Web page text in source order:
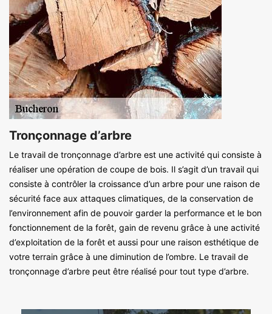
Tronçonnage d’arbre
Le travail de tronçonnage d’arbre est une activité qui consiste à
réaliser une opération de coupe de bois. Il s’agit d’un travail qui
consiste à contrôler la croissance d’un arbre pour une raison de
sécurité face aux attaques climatiques, de la conservation de
l’environnement afin de pouvoir garder la performance et le bon
fonctionnement de la forêt, gain de revenu grâce à une activité
d’exploitation de la forêt et aussi pour une raison esthétique de
votre terrain grâce à une diminution de l’ombre. Le travail de
tronçonnage d’arbre peut être réalisé pour tout type d’arbre.